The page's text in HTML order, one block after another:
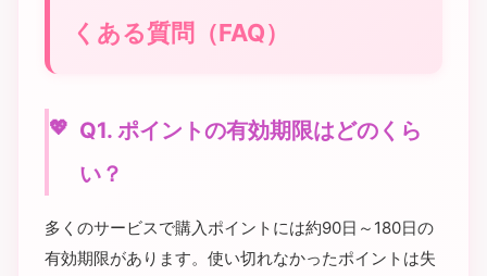
くある質問（FAQ）
Q1. ポイントの有効期限はどのくら
い？
多くのサービスで購入ポイントには約90日～180日の
有効期限があります。使い切れなかったポイントは失